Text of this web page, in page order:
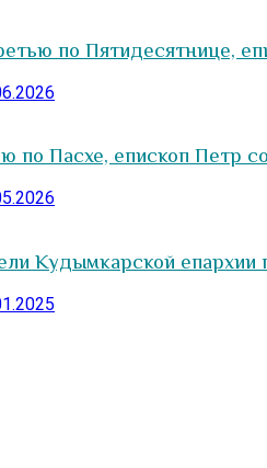
по Пятидесятнице,
по Пасхе, епископ Петр
Кудымкарской